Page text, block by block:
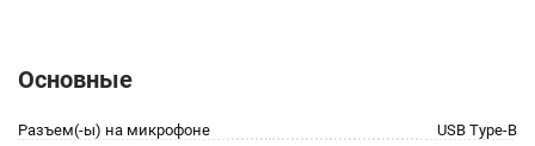
Основные
Разъем(-ы) на микрофоне
USB Type-B